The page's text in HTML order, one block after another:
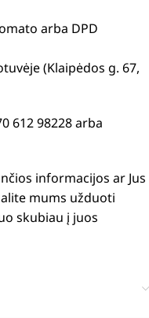
arba DPD
(Klaipėdos g. 67,
612 98228 arba
informacijos ar Jus
mums užduoti
skubiau į juos